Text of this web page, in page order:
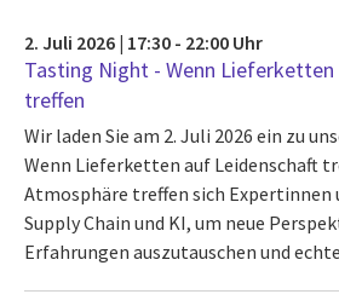
2. Juli 2026 | 17:30 - 22:00 Uhr
Tasting Night - Wenn
treffen
Wir laden Sie am 2. Juli 2026 ein zu
Wenn Lieferketten auf Leidenschaft
Atmosphäre treffen sich Expertinnen
Supply Chain und KI, um neue
Erfahrungen auszutauschen und echte